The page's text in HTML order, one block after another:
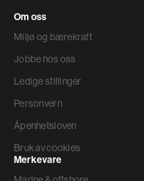
Om oss
Miljø og bærekraft
Jobbe hos oss
Ledige stillinger
Personvern
Åpenhetsloven
Bruk av cookies
Merkevare